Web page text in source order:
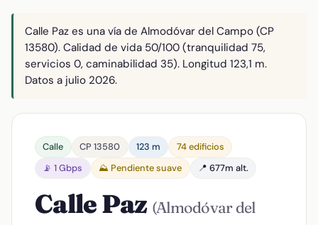
Calle Paz es una vía de Almodóvar del Campo (CP
13580). Calidad de vida 50/100 (tranquilidad 75,
servicios 0, caminabilidad 35). Longitud 123,1 m.
Datos a julio 2026.
Calle CP 13580 123 m
74 edificios
📡 1 Gbps
⛰️ Pendiente suave 📍 677m alt.
Calle Paz (Almodóvar del